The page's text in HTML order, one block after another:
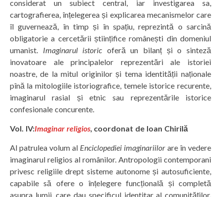
considerat un subiect central, iar investigarea sa,
cartografierea, înțelegerea și explicarea mecanismelor care
îl guvernează, în timp și în spațiu, reprezintă o sarcină
obligatorie a cercetării științifice românești din domeniul
umanist. Imaginarul istoric oferă un bilanț și o sinteză
inovatoare ale principalelor reprezentări ale istoriei
noastre, de la mitul originilor și tema identității naționale
pînă la mitologiile istoriografice, temele istorice recurente,
imaginarul rasial și etnic sau reprezentările istorice
confesionale concurente.
Vol. IV:Imaginar religios, coordonat de Ioan Chirilă
Al patrulea volum al Enciclopediei imaginariilor are în vedere
imaginarul religios al românilor. Antropologii contemporani
privesc religiile drept sisteme autonome și autosuficiente,
capabile să ofere o înțelegere funcțională și completă
asupra lumii, care dau specificul identitar al comunităților.